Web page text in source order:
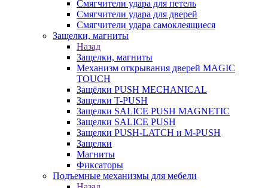
Смягчители удара для петель
Смягчители удара для дверей
Cмягчители удара самоклеящиеся
Защелки, магниты
Назад
Защелки, магниты
Механизм открывания дверей MAGIC
TOUCH
Защёлки PUSH MECHANICAL
Защелки T-PUSH
Защелки SALICE PUSH MAGNETIC
Защелки SALICE PUSH
Защелки PUSH-LATCH и M-PUSH
Защелки
Магниты
Фиксаторы
Подъемные механизмы для мебели